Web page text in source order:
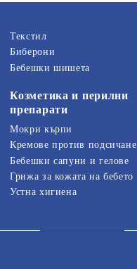
Текстил
Биберони
Бебешки шишета
Козметика и перилни
препарати
Мокри кърпи
Кремове против подсичане
Бебешки сапуни и гелове
Грижа за кожата на бебето
Устна хигиена